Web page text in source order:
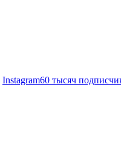
Instagram60 тысяч